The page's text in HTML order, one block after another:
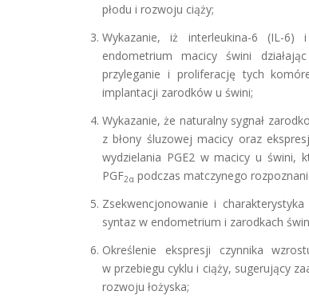
płodu i rozwoju ciąży;
Wykazanie, iż interleukina-6 (IL-6)
endometrium macicy świni
przyleganie i proliferację tych
implantacji zarodków u świni;
Wykazanie, że naturalny sygnał
z błony śluzowej macicy oraz
wydzielania PGE2 w macicy u świni,
PGF2α podczas matczynego
Zsekwencjonowanie i
syntaz w endometrium i zarodkach
Określenie ekspresji czynnika
w przebiegu cyklu i ciąży, sugerujący
rozwoju łożyska;